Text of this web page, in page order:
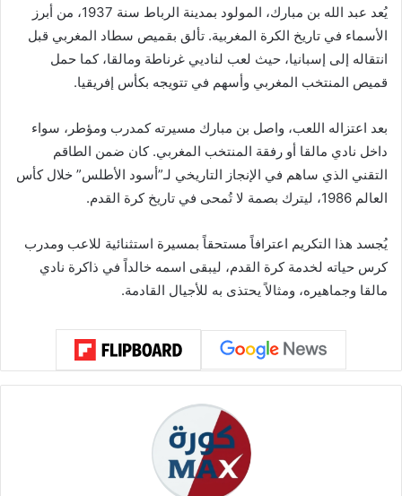
يُعد عبد الله بن مبارك، المولود بمدينة الرباط سنة 1937، من أبرز
الأسماء في تاريخ الكرة المغربية. تألق بقميص سطاد المغربي قبل
انتقاله إلى إسبانيا، حيث لعب لناديي غرناطة ومالقا، كما حمل
قميص المنتخب المغربي وأسهم في تتويجه بكأس إفريقيا.
بعد اعتزاله اللعب، واصل بن مبارك مسيرته كمدرب ومؤطر، سواء
داخل نادي مالقا أو رفقة المنتخب المغربي. كان ضمن الطاقم
التقني الذي ساهم في الإنجاز التاريخي لـ”أسود الأطلس” خلال كأس
العالم 1986، ليترك بصمة لا تُمحى في تاريخ كرة القدم.
يُجسد هذا التكريم اعترافاً مستحقاً بمسيرة استثنائية للاعب ومدرب
كرس حياته لخدمة كرة القدم، ليبقى اسمه خالداً في ذاكرة نادي
مالقا وجماهيره، ومثالاً يحتذى به للأجيال القادمة.